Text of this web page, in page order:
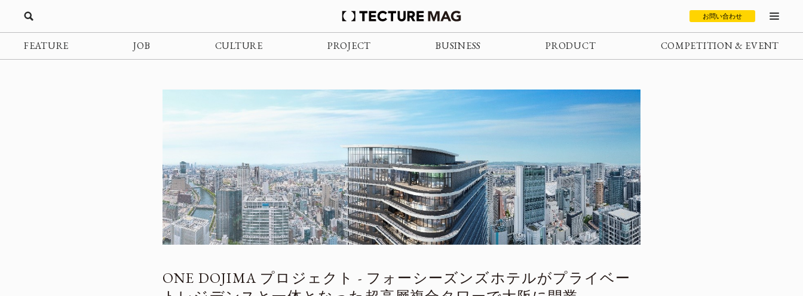
お問い合わせ
FEATURE JOB CULTURE PROJECT BUSINESS PRODUCT COMPETITION & EVENT
ONE DOJIMA プロジェクト - フォーシーズンズホテルがプライベー